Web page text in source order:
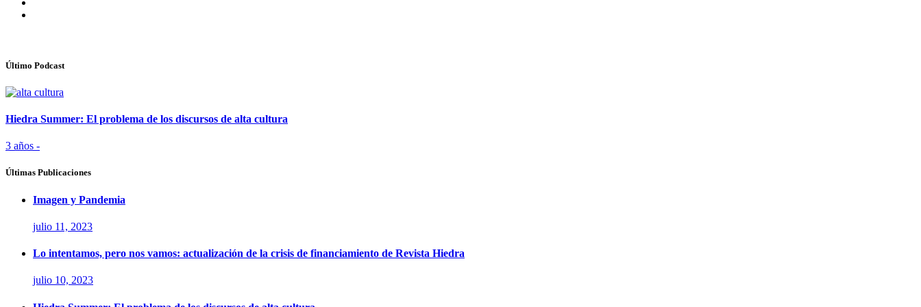
Último Podcast
Hiedra Summer: El problema de los discursos de alta cultura
3 años -
Últimas Publicaciones
Imagen y Pandemia
julio 11, 2023
Lo intentamos, pero nos vamos: actualización de la crisis de financiamiento de Revista Hiedra
julio 10, 2023